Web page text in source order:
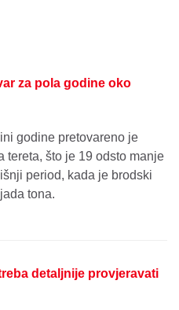
za pola godine oko
godine pretovareno je
tereta, što je 19 odsto manje
period, kada je brodski
tona.
detaljnije provjeravati